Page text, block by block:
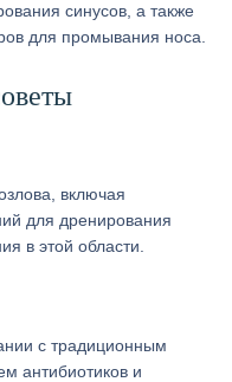
синусов, а также
для промывания носа.
включая
для дренирования
в этой области.
с традиционным
антибиотиков и